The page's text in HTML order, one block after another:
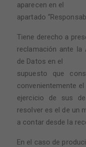
aparecen en el
apartado
Tiene derecho a
reclamación ante la
de Datos en el
supuesto que
convenientemente el
ejercicio de sus
resolver es el de un
a contar desde la
En el caso de